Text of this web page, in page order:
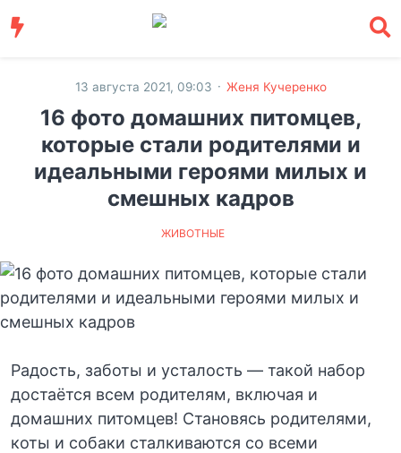
13 августа 2021, 09:03 · Женя Кучеренко
16 фото домашних питомцев,
которые стали родителями и
идеальными героями милых и
смешных кадров
ЖИВОТНЫЕ
Радость, заботы и усталость — такой набор
достаётся всем родителям, включая и
домашних питомцев! Становясь родителями,
коты и собаки сталкиваются со всеми